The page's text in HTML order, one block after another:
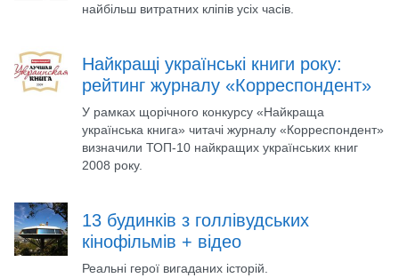
найбільш витратних кліпів усіх часів.
Найкращі українські книги року:
рейтинг журналу «Корреспондент»
У рамках щорічного конкурсу «Найкраща
українська книга» читачі журналу «Корреспондент»
визначили ТОП-10 найкращих українських книг
2008 року.
13 будинків з голлівудських
кінофільмів + вiдео
Реальні герої вигаданих історій.